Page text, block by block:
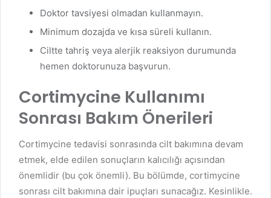
Doktor tavsiyesi olmadan kullanmayın.
Minimum dozajda ve kısa süreli kullanın.
Ciltte tahriş veya alerjik reaksiyon durumunda
hemen doktorunuza başvurun.
Cortimycine Kullanımı
Sonrası Bakım Önerileri
Cortimycine tedavisi sonrasında cilt bakımına devam
etmek, elde edilen sonuçların kalıcılığı açısından
önemlidir (bu çok önemli). Bu bölümde, cortimycine
sonrası cilt bakımına dair ipuçları sunacağız. Kesinlikle.